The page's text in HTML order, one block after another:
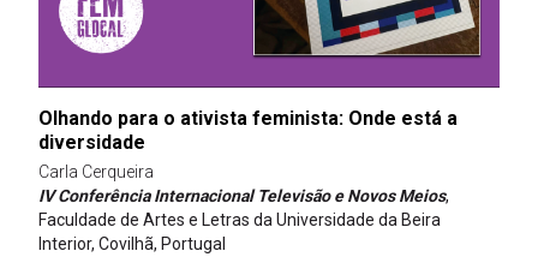
Olhando para o ativista feminista: Onde está a
diversidade
Carla Cerqueira
IV Conferência Internacional Televisão e Novos Meios,
Faculdade de Artes e Letras da Universidade da Beira
Interior, Covilhã, Portugal